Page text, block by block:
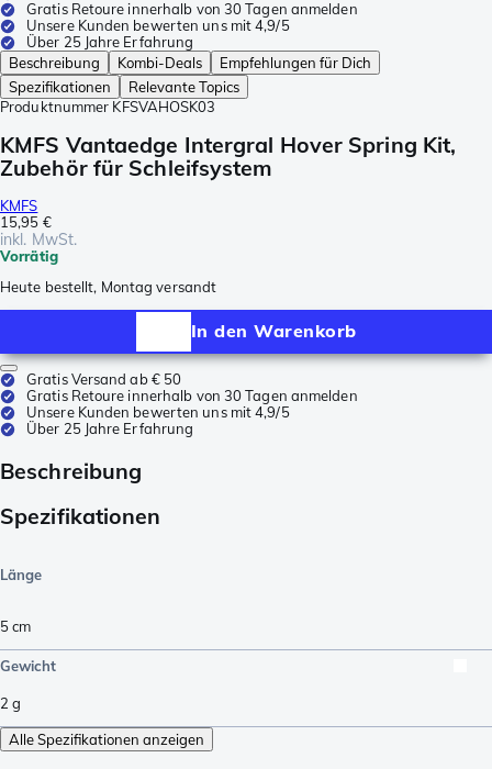
Gratis Retoure innerhalb von 30 Tagen anmelden
Unsere Kunden bewerten uns mit 4,9/5
Über 25 Jahre Erfahrung
Beschreibung
Kombi-Deals
Empfehlungen für Dich
Spezifikationen
Relevante Topics
Produktnummer KFSVAHOSK03
KMFS Vantaedge Intergral Hover Spring Kit,
Zubehör für Schleifsystem
KMFS
15,95 €
inkl. MwSt.
Vorrätig
Heute bestellt, Montag versandt
In den Warenkorb
Gratis Versand ab € 50
Gratis Retoure innerhalb von 30 Tagen anmelden
Unsere Kunden bewerten uns mit 4,9/5
Über 25 Jahre Erfahrung
Beschreibung
Spezifikationen
Länge
5cm
Gewicht
2 g
Alle Spezifikationen anzeigen